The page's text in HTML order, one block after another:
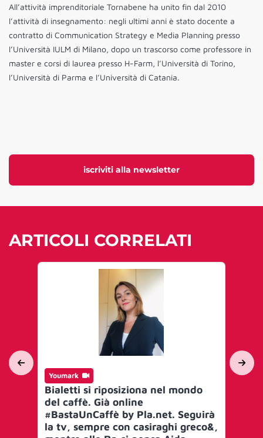
iscriviti alla newsletter
All’attività imprenditoriale Tornabene ha unito fin dal 2010
l’attività di insegnamento: negli ultimi anni è stato docente a
contratto di Communication Strategy e Media Planning presso
l’Università IULM di Milano, dopo un trascorso come professore in
master e corsi di laurea presso H-Farm, l’Università di Torino,
l’Università di Parma e l’Università di Catania.
ARTICOLI CORRELATI
Youmark
Bialetti si riposiziona nel mondo
del caffè. Già online
#BastaUnCaffè by Pla.net. Seguirà
la tv, sempre con casiraghi greco&,